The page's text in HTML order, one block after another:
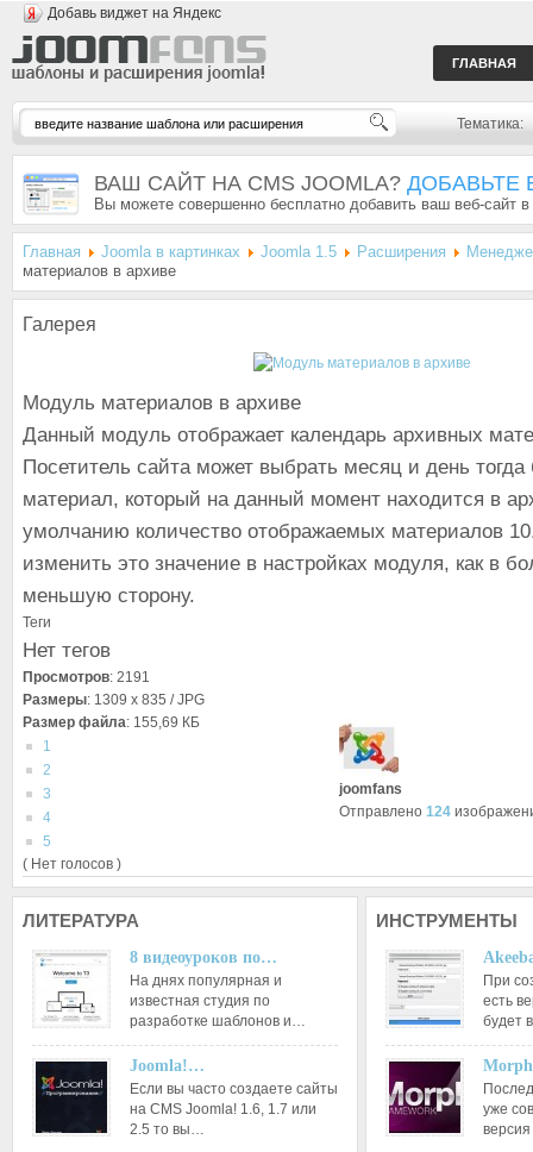
Добавь виджет на Яндекс
ГЛАВНАЯ
Тематика:
ВАШ САЙТ НА CMS JOOMLA? ДОБАВЬТЕ
Вы можете совершенно бесплатно добавить ваш веб-сайт
Главная Joomla в картинках Joomla 1.5 Расширения
материалов в архиве
Галерея
Модуль материалов в архиве
Данный модуль отображает календарь архивных
Посетитель сайта может выбрать месяц и день
материал, который на данный момент находится в
умолчанию количество отображаемых материалов
изменить это значение в настройках модуля, как в
меньшую сторону.
Теги
Нет тегов
Просмотров: 2191
Размеры: 1309 x 835 / JPG
Размер файла: 155,69 КБ
1
2
3
4
5
( Нет голосов )
joomfans
Отправлено 124
ЛИТЕРАТУРА
8 видеоуроков по…
На днях популярная и
известная студия по
разработке шаблонов и…
Joomla!…
Если вы часто создаете сайты
на CMS Joomla! 1.6, 1.7 или
2.5 то вы…
ИНСТРУМЕНТЫ
При
есть
будет
уже